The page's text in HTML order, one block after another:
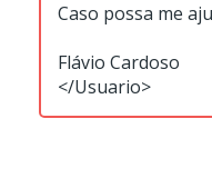
Caso possa me
Flávio Cardoso
</Usuario>